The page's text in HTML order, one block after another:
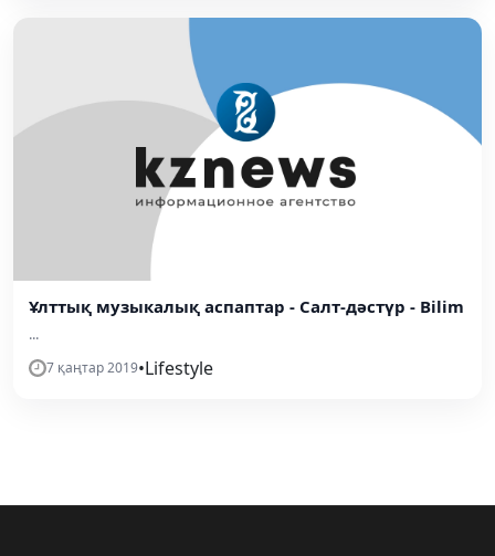
Ұлттық музыкалық аспаптар - Салт-дәстүр - Bilim
...
7 қаңтар 2019•Lifestyle